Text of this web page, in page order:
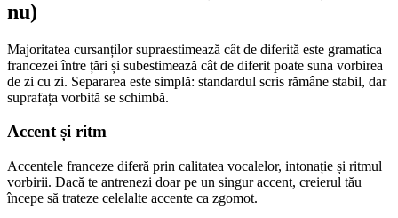
nu)
Majoritatea cursanților supraestimează cât de diferită este gramatica
francezei între țări și subestimează cât de diferit poate suna vorbirea
de zi cu zi. Separarea este simplă: standardul scris rămâne stabil, dar
suprafața vorbită se schimbă.
Accent și ritm
Accentele franceze diferă prin calitatea vocalelor, intonație și ritmul
vorbirii. Dacă te antrenezi doar pe un singur accent, creierul tău
începe să trateze celelalte accente ca zgomot.